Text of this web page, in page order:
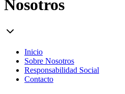
Nosotros
Inicio
Sobre Nosotros
Responsabilidad Social
Contacto